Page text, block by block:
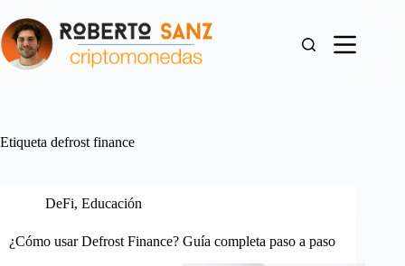
al
contenido
Etiqueta defrost finance
DeFi, Educación
¿Cómo usar Defrost Finance? Guía completa paso a paso